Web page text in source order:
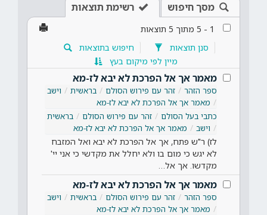
מסך חיפוש רשימת תוצאות
1
-
5 מתוך 5 תוצאות
סנן תוצאות
חיפוש בתוצאות
מיין לפי מיקום בעץ
מאמר אך אל הפרכת לא יבא לז-מא
ספר הזהר זהר עם פירוש הסולם בראשית
וישב
מאמר אך אל הפרכת לא יבא לז-מא
כתבי בעל הסולם
זהר עם פירוש הסולם
בראשית
וישב
מאמר אך אל הפרכת לא יבא לז-מא
לז) ר"ש פתח, אך אל הפרכת לא יבא ואל המזבח
לא יגש כי מום בו ולא יחלל את מקדשי כי אני יי'
מקדשו. אך אל…
מאמר אך אל הפרכת לא יבא לז-מא
ספר הזהר זהר עם פירוש הסולם בראשית
וישב
מאמר אך אל הפרכת לא יבא לז-מא